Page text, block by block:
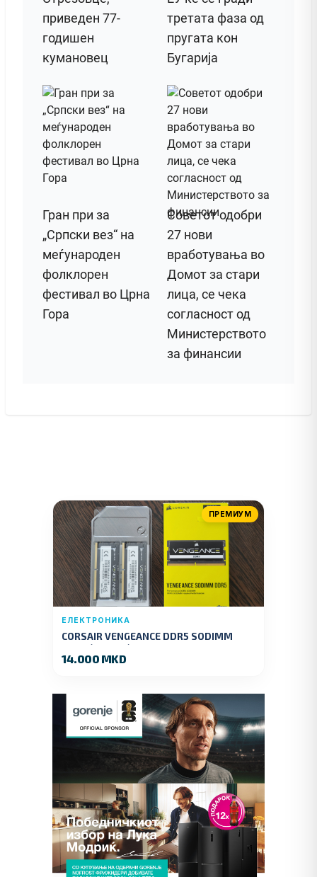
приведен 77-
годишен
кумановец
третата фаза од
пругата кон
Бугарија
Гран при за
„Српски вез“ на
меѓународен
фолклорен
фестивал во Црна
Гора
Советот одобри
27 нови
вработувања во
Домот за стари
лица, се чека
согласност од
Министерството
за финансии
ПРЕМИУМ
ЕЛЕКТРОНИКА
CORSAIR VENGEANCE DDR5 SODIMM
32GB (2x16GB) DDR5 4800MT/s
14.000 MKD